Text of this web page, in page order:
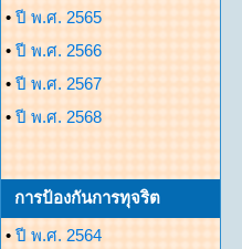
• ปี พ.ศ. 2565
• ปี พ.ศ. 2566
• ปี พ.ศ. 2567
• ปี พ.ศ. 2568
การป้องกันการทุจริต
• ปี พ.ศ. 2564